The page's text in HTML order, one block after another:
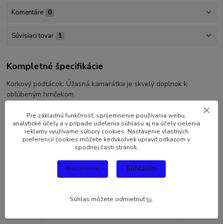
Komentáre 0
Súvisiaci tovar 1
Kompletné špecifikácie
Korkový podtácok: Úžasná kamarátka je skvelý doplnok k
obľúbeným hrnčekom.
Súvisiaci tovar 1
Pre základnú funkčnosť, spríjemnenie používania webu,
analytické účely a v prípade udelenia súhlasu aj na účely cielenia
reklamy využívame súbory cookies. Nastavenie vlastných
preferencií cookies môžete kedykoľvek upraviť odkazom v
spodnej časti stránok.
Nastavenia Súhlasím
Súhlas môžete odmietnuťtu.